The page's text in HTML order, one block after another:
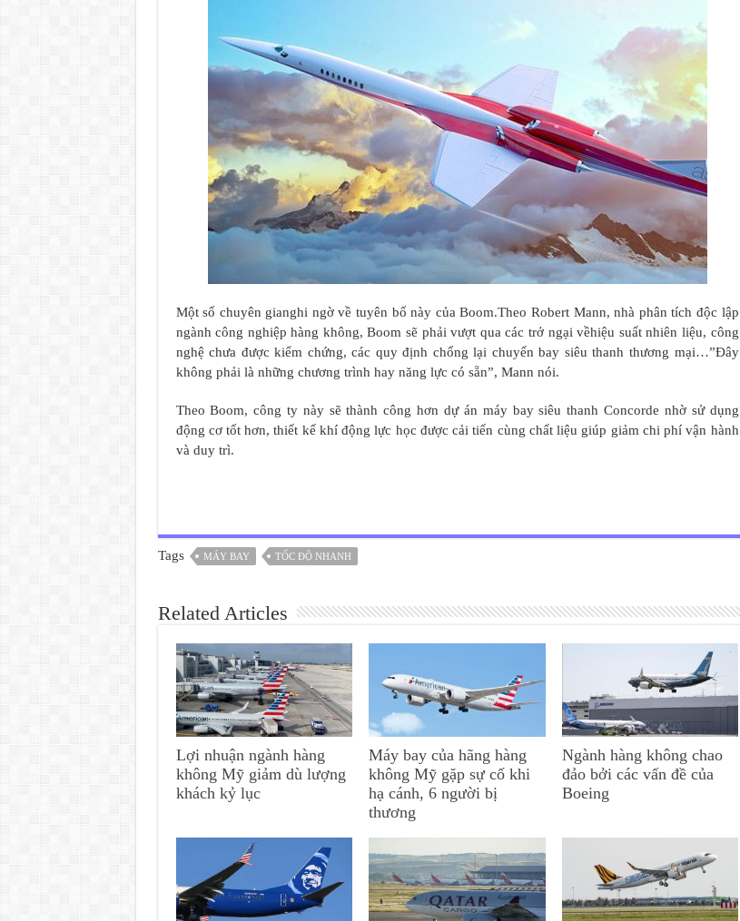
Một số chuyên gianghi ngờ về tuyên bố này của Boom.Theo Robert Mann, nhà phân tích độc lập
ngành công nghiệp hàng không, Boom sẽ phải vượt qua các trở ngại vềhiệu suất nhiên liệu, công
nghệ chưa được kiểm chứng, các quy định chống lại chuyến bay siêu thanh thương mại…”Đây
không phải là những chương trình hay năng lực có sẵn”, Mann nói.
Theo Boom, công ty này sẽ thành công hơn dự án máy bay siêu thanh Concorde nhờ sử dụng
động cơ tốt hơn, thiết kế khí động lực học được cải tiến cùng chất liệu giúp giảm chi phí vận hành
và duy trì.
Tags MÁY BAY TỐC ĐỘ NHANH
Related Articles
Lợi nhuận ngành hàng
không Mỹ giảm dù lượng
khách kỷ lục
Máy bay của hãng hàng
không Mỹ gặp sự cố khi
hạ cánh, 6 người bị
thương
Ngành hàng không chao
đảo bởi các vấn đề của
Boeing